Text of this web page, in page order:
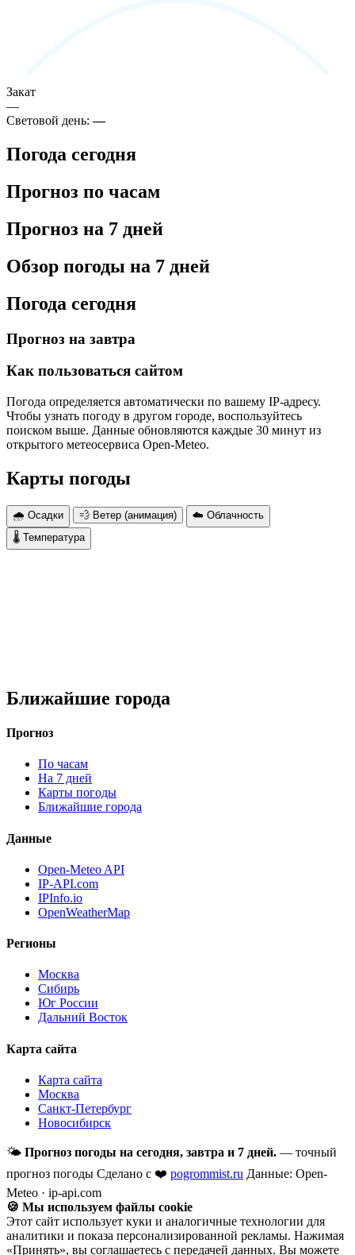
Закат
—
Световой день:—
Погода сегодня
Прогноз по часам
Прогноз на 7 дней
Обзор погоды на 7 дней
Погода сегодня
Прогноз на завтра
Как пользоваться сайтом
Погода определяется автоматически по вашему IP-адресу.
Чтобы узнать погоду в другом городе, воспользуйтесь
поиском выше. Данные обновляются каждые 30 минут из
открытого метеосервиса Open-Meteo.
Карты погоды
🌧 Осадки 💨 Ветер (анимация)
☁️ Облачность
🌡 Температура
Ближайшие города
Прогноз
По часам
На 7 дней
Карты погоды
Ближайшие города
Данные
Open-Meteo API
IP-API.com
IPInfo.io
OpenWeatherMap
Регионы
Москва
Сибирь
Юг России
Дальний Восток
Карта сайта
Карта сайта
Москва
Санкт-Петербург
Новосибирск
🌤 Прогноз погоды на сегодня, завтра и 7 дней. — точный
прогноз погоды Сделано с ❤️ pogrommist.ru Данные: Open-
Meteo · ip-api.com
🍪 Мы используем файлы cookie
Этот сайт использует куки и аналогичные технологии для
аналитики и показа персонализированной рекламы. Нажимая
«Принять», вы соглашаетесь с передачей данных. Вы можете